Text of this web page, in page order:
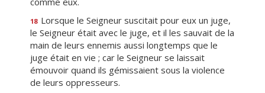
18 Lorsque le Seigneur suscitait pour eux un juge,
le Seigneur était avec le juge, et il les sauvait de la
main de leurs ennemis aussi longtemps que le
juge était en vie ; car le Seigneur se laissait
émouvoir quand ils gémissaient sous la violence
de leurs oppresseurs.